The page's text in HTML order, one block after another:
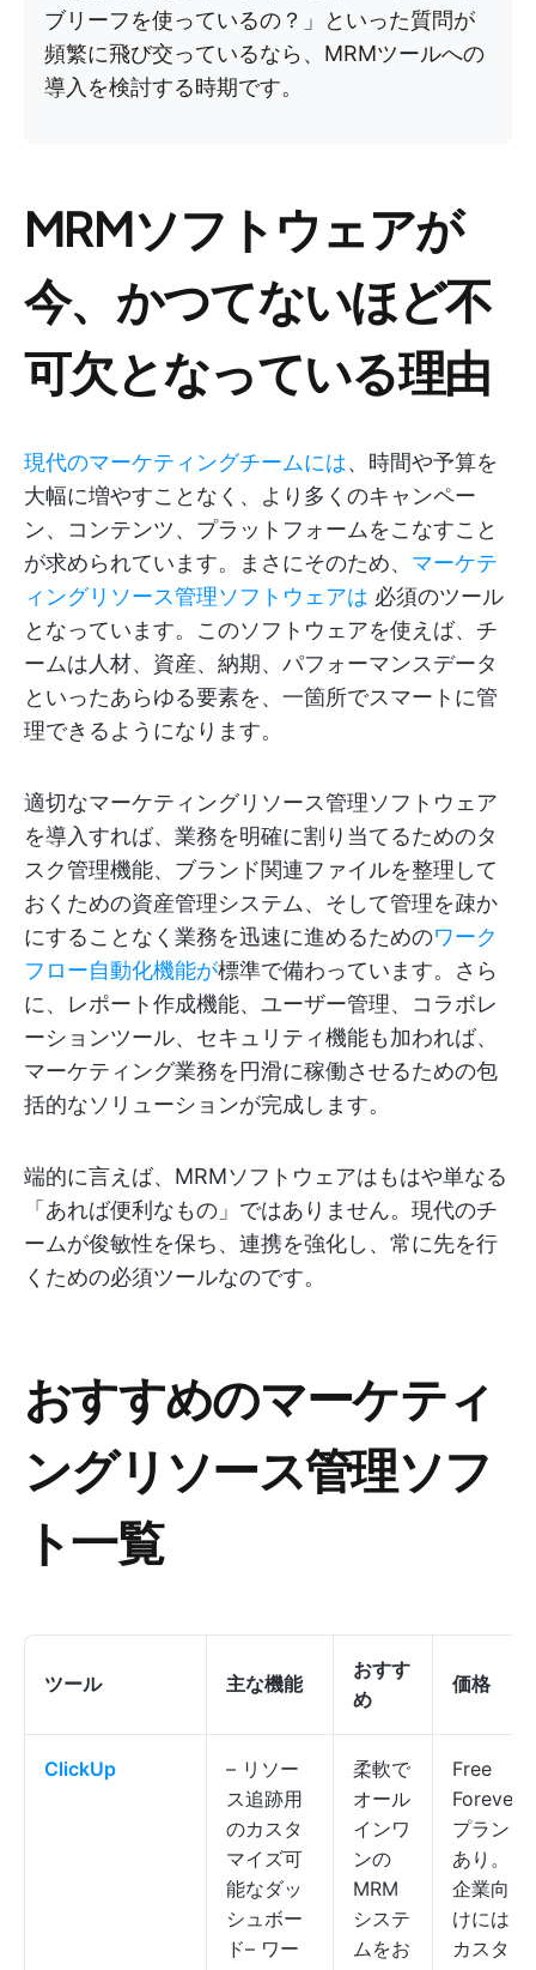
ブリーフを使っているの？」といった質問が
頻繁に飛び交っているなら、MRMツールへの
導入を検討する時期です。
MRMソフトウェアが
今、かつてないほど不
可欠となっている理由
現代のマーケティングチームには、時間や予算を
大幅に増やすことなく、より多くのキャンペー
ン、コンテンツ、プラットフォームをこなすこと
が求められています。まさにそのため、 マーケテ
ィングリソース管理ソフトウェアは 必須のツール
となっています。このソフトウェアを使えば、チ
ームは人材、資産、納期、パフォーマンスデータ
といったあらゆる要素を、一箇所でスマートに管
理できるようになります。
適切なマーケティングリソース管理ソフトウェア
を導入すれば、業務を明確に割り当てるためのタ
スク管理機能、ブランド関連ファイルを整理して
おくための資産管理システム、そして管理を疎か
にすることなく業務を迅速に進めるためのワーク
フロー自動化機能が標準で備わっています。さら
に、レポート作成機能、ユーザー管理、コラボレ
ーションツール、セキュリティ機能も加われば、
マーケティング業務を円滑に稼働させるための包
括的なソリューションが完成します。
端的に言えば、MRMソフトウェアはもはや単なる
「あれば便利なもの」ではありません。現代のチ
ームが俊敏性を保ち、連携を強化し、常に先を行
くための必須ツールなのです。
おすすめのマーケティ
ングリソース管理ソフ
ト一覧
ツール 主な機能
おすす
め
価格
ClickUp
– リソー
ス追跡用
のカスタ
マイズ可
能なダッ
シュボー
ド– ワー
柔軟で
オール
インワ
ンの
MRM
システ
ムをお
Free
Forever
プラン
あり。
企業向
けには
カスタ